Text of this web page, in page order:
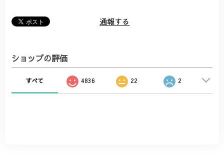
通報する
ショップの評価
すべて 4836 22 2